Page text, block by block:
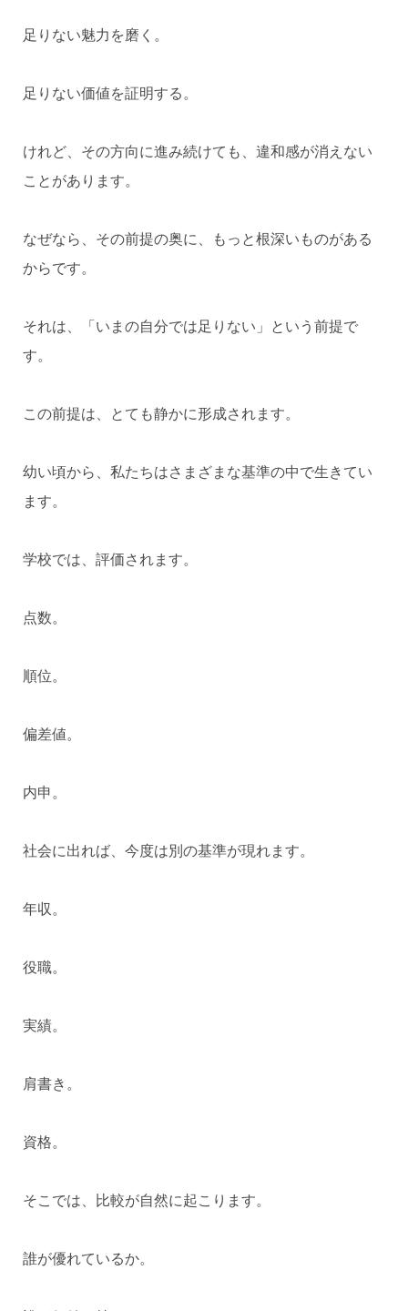
足りない魅力を磨く。
足りない価値を証明する。
けれど、その方向に進み続けても、違和感が消えない
ことがあります。
なぜなら、その前提の奥に、もっと根深いものがある
からです。
それは、「いまの自分では足りない」という前提で
す。
この前提は、とても静かに形成されます。
幼い頃から、私たちはさまざまな基準の中で生きてい
ます。
学校では、評価されます。
点数。
順位。
偏差値。
内申。
社会に出れば、今度は別の基準が現れます。
年収。
役職。
実績。
肩書き。
資格。
そこでは、比較が自然に起こります。
誰が優れているか。